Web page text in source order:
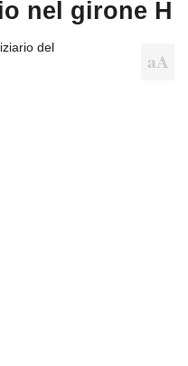
nel girone H
del